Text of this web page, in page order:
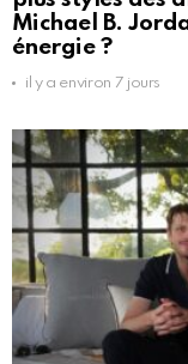
Michael B.
énergie ?
il y a environ 7 jours